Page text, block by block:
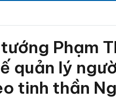
Phạm
quản lý
tinh thần